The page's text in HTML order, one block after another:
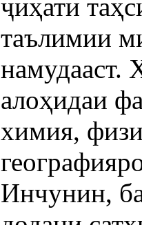
ҷиҳати
таълимии
намудааст.
алоҳидаи
химия,
Инчунин,